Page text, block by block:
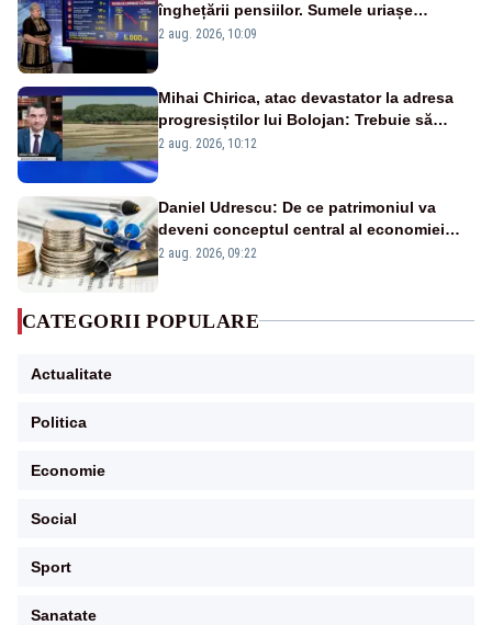
înghețării pensiilor. Sumele uriașe
pierdute de fiecare român
2 aug. 2026, 10:09
Mihai Chirica, atac devastator la adresa
progresiștilor lui Bolojan: Trebuie să
protejăm și natura, dar nu șținem omaneii
2 aug. 2026, 10:12
Daniel Udrescu: De ce patrimoniul va
deveni conceptul central al economiei
viitoare?
2 aug. 2026, 09:22
CATEGORII POPULARE
Actualitate
Politica
Economie
Social
Sport
Sanatate